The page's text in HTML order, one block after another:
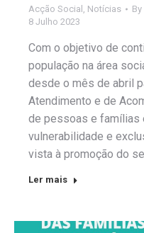
Acção Social Notícias By
8 Julho 2023
Com o objetivo de
população na área
desde o mês de abril
Atendimento e de
de pessoas e famílias
vulnerabilidade e
vista à promoção do
Ler mais